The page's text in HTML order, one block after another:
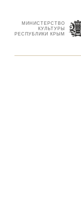
МИНИСТЕРСТВО
КУЛЬТУРЫ
РЕСПУБЛИКИ КРЫМ